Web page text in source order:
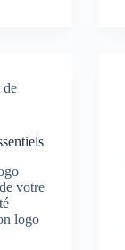
de
votre
logo